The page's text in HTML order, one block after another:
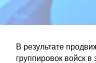
В результате
группировок войск
Контакт»